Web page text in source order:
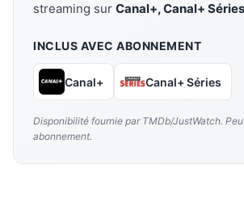
streaming sur Canal+, Canal+ Séries
INCLUS AVEC ABONNEMENT
Canal+ Canal+ Séries
Disponibilité fournie par TMDb/JustWatch.
abonnement.